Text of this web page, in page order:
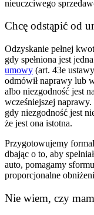
nieuczciwego
Chcę odstąpić od
Odzyskanie pełnej
gdy spełniona jest
umowy (art. 43e
odmówił naprawy lub
albo niezgodność jest
wcześniejszej
gdy niezgodność jest
że jest ona istotna.
Przygotowujemy
dbając o to, aby
auto, pomagamy
proporcjonalne
Nie wiem, czy